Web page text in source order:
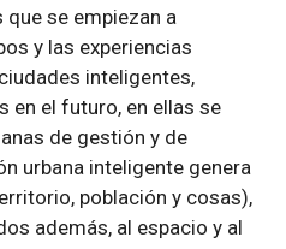
se empiezan a
y las experiencias
inteligentes,
en el futuro, en ellas se
de gestión y de
urbana inteligente genera
población y cosas),
además, al espacio y al